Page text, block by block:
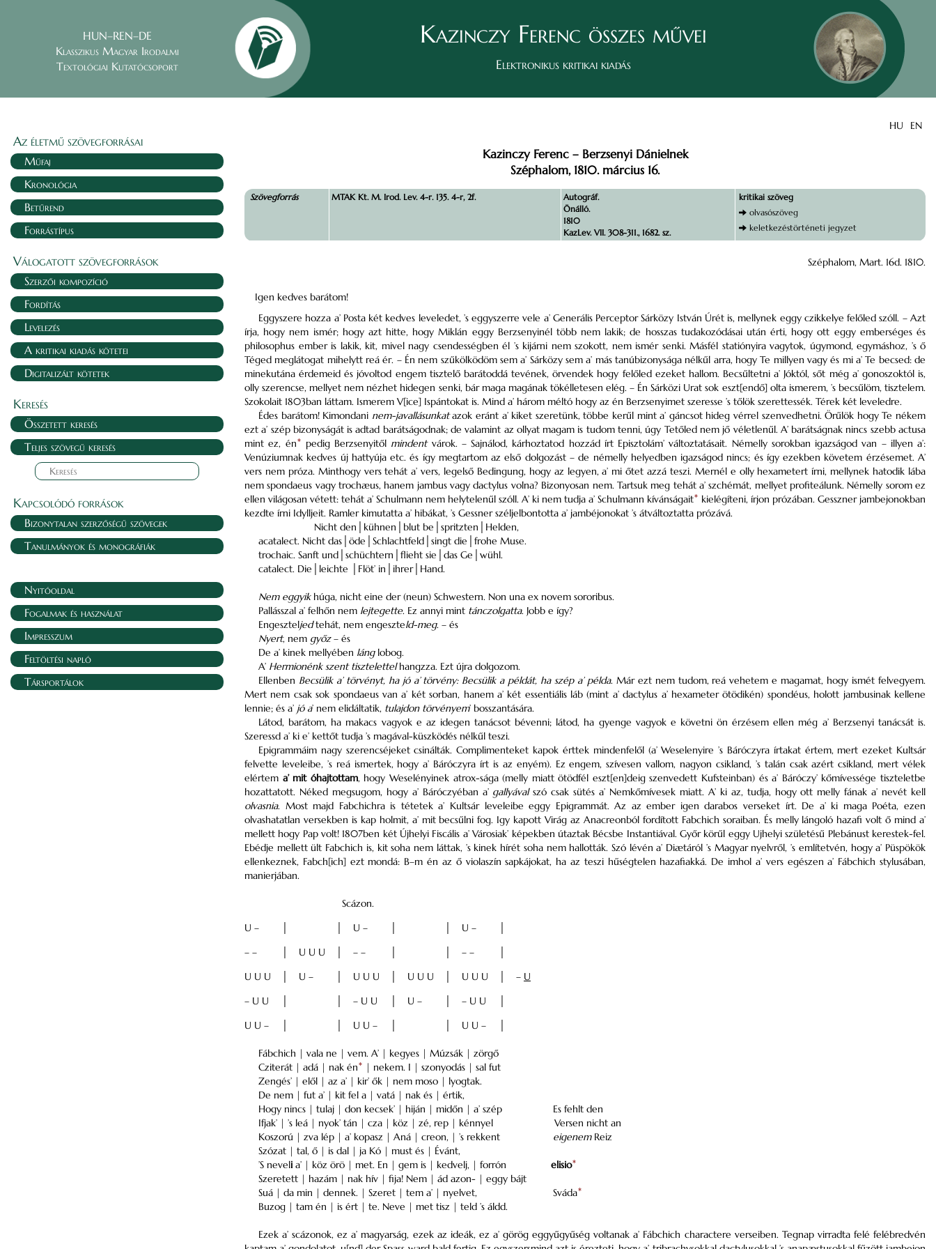
HUN–REN–DE
Klasszikus Magyar Irodalmi
Textológiai Kutatócsoport
Kazinczy Ferenc összes művei
Elektronikus kritikai kiadás
HU EN
Az életmű szövegforrásai
Műfaj
Kronológia
Betűrend
Forrástípus
Válogatott szövegforrások
Szerzői kompozíció
Fordítás
Levelezés
A kritikai kiadás kötetei
Digitalizált kötetek
Keresés
Összetett keresés
Teljes szövegű keresés
Kapcsolódó források
Bizonytalan szerzőségű szövegek
Tanulmányok és monográfiák
Nyitóoldal
Fogalmak és használat
Impresszum
Feltöltési napló
Társportálok
Kazinczy Ferenc – Berzsenyi Dánielnek
Széphalom, 1810. március 16.
Szövegforrás MTAK Kt. M. Irod. Lev. 4-r. 135. 4-r, 2f.
Autográf.
Önálló.
1810
KazLev. VII. 308-311., 1682. sz.
kritikai szöveg
olvasószöveg
keletkezéstörténeti jegyzet
Széphalom, Mart. 16d. 1810.
Igen kedves barátom!
Eggyszere hozza a’ Posta két kedves leveledet, ’s eggyszerre vele a’ Generális Perceptor Sárközy István Úrét is, mellynek eggy czikkelye felőled szóll. – Azt
írja, hogy nem ismér; hogy azt hitte, hogy Miklán eggy Berzsenyinél több nem lakik; de hosszas tudakozódásai után érti, hogy ott eggy emberséges és
philosophus ember is lakik, kit, mivel nagy csendességben él ’s kijárni nem szokott, nem ismér senki. Másfél statiónyira vagytok, úgymond, egymáshoz, ’s ő
Téged meglátogat mihelytt reá ér. – Én nem szűkölködöm sem a’ Sárközy sem a’ más tanúbizonysága nélkűl arra, hogy Te millyen vagy és mi a’ Te becsed: de
minekutána érdemeid és jóvoltod engem tisztelő barátoddá tevének, örvendek hogy felőled ezeket hallom. Becsűltetni a’ Jóktól, sőt még a’ gonoszoktól is,
olly szerencse, mellyet nem nézhet hidegen senki, bár maga magának tökélletesen elég. – Én Sárközi Urat sok eszt[endő] olta ismerem, ’s becsűlöm, tisztelem.
Szokolait 1803ban láttam. Ismerem V[ice] Ispántokat is. Mind a’ három méltó hogy az én Berzsenyimet szeresse ’s tőlök szerettessék. Térek két leveledre.
Édes barátom! Kimondani nem-javallásunkatazok eránt a’ kiket szeretünk, többe kerűl mint a’ gáncsot hideg vérrel szenvedhetni. Örűlök hogy Te nékem
ezt a’ szép bizonyságát is adtad barátságodnak; de valamint az ollyat magam is tudom tenni, úgy Tetőled nem jő véletlenűl. A’ barátságnak nincs szebb actusa
mint ez, én* pedig Berzsenyitől mindentvárok. – Sajnálod, kárhoztatod hozzád írt Episztolám’ változtatásait. Némelly sorokban igazságod van – illyen a’:
Venúziumnak kedves új hattyúja etc. és így megtartom az első dolgozást – de némelly helyedben igazságod nincs; és így ezekben követem érzésemet. A’
vers nem próza. Minthogy vers tehát a’ vers, legelső Bedingung, hogy az legyen, a’ mi őtet azzá teszi. Mernél e olly hexametert írni, mellynek hatodik lába
nem spondaeus vagy trochæus, hanem jambus vagy dactylus volna? Bizonyosan nem. Tartsuk meg tehát a’ szchémát, mellyet profiteálunk. Némelly sorom ez
ellen világosan vétett: tehát a’ Schulmann nem helytelenűl szóll. A’ ki nem tudja a’ Schulmann kívánságait* kielégíteni, írjon prózában. Gesszner jambejonokban
kezdte írni Idylljeit. Ramler kimutatta a’ hibákat, ’s Gessner széljelbontotta a’ jambéjonokat ’s átváltoztatta prózává.
Nicht den│kühnen│blut be│spritzten│Helden,
acatalect. Nicht das│öde│Schlachtfeld│singt die│frohe Muse.
trochaic. Sanft und│schüchtern│flieht sie│das Ge│wühl.
catalect. Die│leichte │Flöt’ in│ihrer│Hand.
Nem eggyikhúga, nicht eine der (neun) Schwestern. Non una ex novem sororibus.
Pallásszal a’ felhőn nem lejtegette. Ez annyi mint tánczolgatta. Jobb e így?
Engeszteljedtehát, nem engeszteld-meg. – és
Nyert, nem győz– és
De a’ kinek mellyében lánglobog.
A’ Hermionénk szent tisztelettelhangzza. Ezt újra dolgozom.
Ellenben Becsülik a’ törvényt, ha jó a’ törvény: Becsülik a példát, ha szép a’ példa. Már ezt nem tudom, reá vehetem e magamat, hogy ismét felvegyem.
Mert nem csak sok spondaeus van a’ két sorban, hanem a’ két essentiális láb (mint a’ dactylus a’ hexameter ötödikén) spondéus, holott jambusinak kellene
lennie; és a’ jó a’ nem elidáltatik, tulajdon törvényem’ bosszantására.
Látod, barátom, ha makacs vagyok e az idegen tanácsot bévenni; látod, ha gyenge vagyok e követni ön érzésem ellen még a’ Berzsenyi tanácsát is.
Szeressd a’ ki e’ kettőt tudja ’s magával-küszködés nélkűl teszi.
Epigrammáim nagy szerencséjeket csinálták. Complimenteket kapok érttek mindenfelől (a’ Weselenyire ’s Báróczyra írtakat értem, mert ezeket Kultsár
felvette leveleibe, ’s reá ismertek, hogy a’ Báróczyra írt is az enyém). Ez engem, szívesen vallom, nagyon csikland, ’s talán csak azért csikland, mert vélek
elértem a’ mit óhajtottam, hogy Weselényinek atrox-sága (melly miatt ötödfél eszt[en]deig szenvedett Kufsteinban) és a’ Báróczy’ kőmívessége tiszteletbe
hozattatott. Néked megsugom, hogy a’ Báróczyéban a’ gallyávalszó csak sütés a’ Nemkőmívesek miatt. A’ ki az, tudja, hogy ott melly fának a’ nevét kell
olvasnia. Most majd Fabchichra is tétetek a’ Kultsár leveleibe eggy Epigrammát. Az az ember igen darabos verseket írt. De a’ ki maga Poéta, ezen
olvashatatlan versekben is kap holmit, a’ mit becsűlni fog. Igy kapott Virág az Anacreonból fordított Fabchich soraiban. És melly lángoló hazafi volt ő mind a’
mellett hogy Pap volt! 1807ben két Újhelyi Fiscális a’ Városiak’ képekben útaztak Bécsbe Instantiával. Győr körűl eggy Ujhelyi születésű Plebánust kerestek-fel.
Ebédje mellett ült Fabchich is, kit soha nem láttak, ’s kinek hírét soha nem hallották. Szó lévén a’ Diætáról ’s Magyar nyelvről, ’s említetvén, hogy a’ Püspökök
ellenkeznek, Fabch[ich] ezt mondá: B–m én az ő violaszín sapkájokat, ha az teszi hűségtelen hazafiakká. De imhol a’ vers egészen a’ Fábchich stylusában,
manierjában.
Scázon.
U –
U – U –
– –
U U U – – – –
U U U
U – U U U U U U U U U – U
– U U
– U U U – – U U
U U –
U U – U U –
Fábchich | vala ne | vem. A’ | kegyes | Múzsák | zörgő
Cziterát | adá | nak én*
| nekem. I | szonyodás | sal fut
Zengés’ | elől | az a’ | kir’ ők | nem moso | lyogtak.
De nem | fut a’ | kit fel a | vatá | nak és | értik,
Hogy nincs | tulaj | don kecsek’ | hiján | midőn | a’ szép
Es fehlt den
Ifjak’ | ’s leá | nyok’ tán | cza | köz | zé, rep | kénnyel
Versen nicht an
Koszorú | zva lép | a’ kopasz | Aná | creon, | ’s rekkent
eigenemReiz
Szózat | tal, ő | is dal | ja Kó | must és | Évánt,
’S neveli a’ | köz örö | met. En | gem is | kedvelj, | forrón elisio*
Szeretett | hazám | nak hív | fija! Nem | ád azon- | eggy bájt
Suá | da min | dennek. | Szeret | tem a’ | nyelvet,
Sváda*
Buzog | tam én | is ért | te. Neve | met tisz | teld ’s áldd.
Ezek a’ scázonok, ez a’ magyarság, ezek az ideák, ez a’ görög eggyűgyűség voltanak a’ Fábchich charactere verseiben. Tegnap virradta felé felébredvén